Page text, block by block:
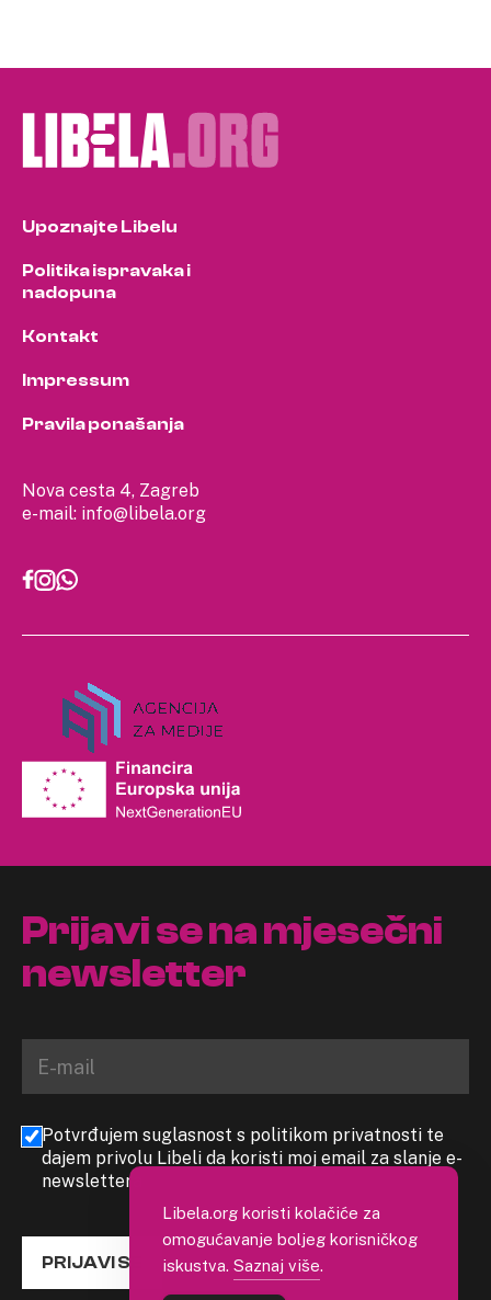
Nova cesta 4, Zagreb
e-mail: info@libela.org
Upoznajte Libelu
Politika ispravaka i
nadopuna
Kontakt
Impressum
Pravila ponašanja
Prijavi se na mjesečni
newsletter
Potvrđujem suglasnost s politikom privatnosti te
dajem privolu Libeli da koristi moj email za slanje e-
newslettera
PRIJAVI SE
Libela.org koristi kolačiće za
omogućavanje boljeg korisničkog
iskustva. Saznaj više.